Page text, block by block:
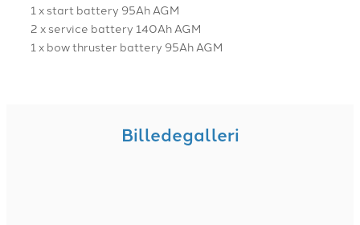
1 x start battery 95Ah AGM
2 x service battery 140Ah AGM
1 x bow thruster battery 95Ah AGM
Billedegalleri